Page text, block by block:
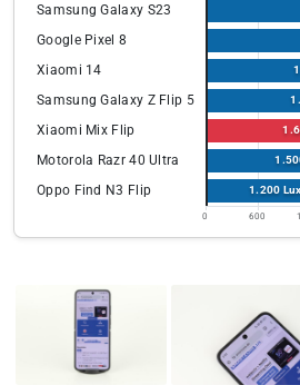
Samsung Galaxy S23
Google Pixel 8
Xiaomi 14
Samsung Galaxy Z Flip 5
Xiaomi Mix Flip
Motorola Razr 40 Ultra
Oppo Find N3 Flip 1.200 Lux
0 600